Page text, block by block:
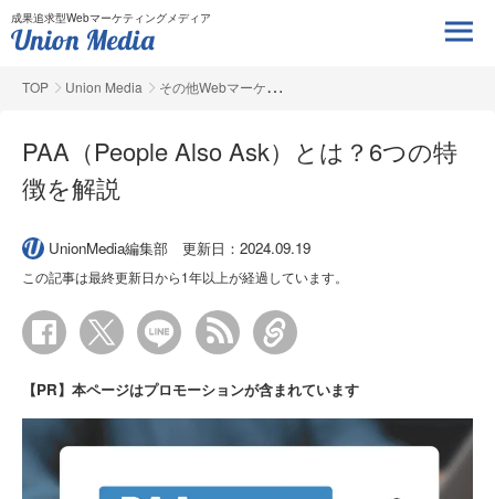
成果追求型Webマーケティングメディア
TOP Union Media その他Webマーケ
PAA（People Also Ask）とは？6つの特
徴を解説
UnionMedia編集部 更新日：2024.09.19
この記事は最終更新日から1年以上が経過しています。
【PR】本ページはプロモーションが含まれています